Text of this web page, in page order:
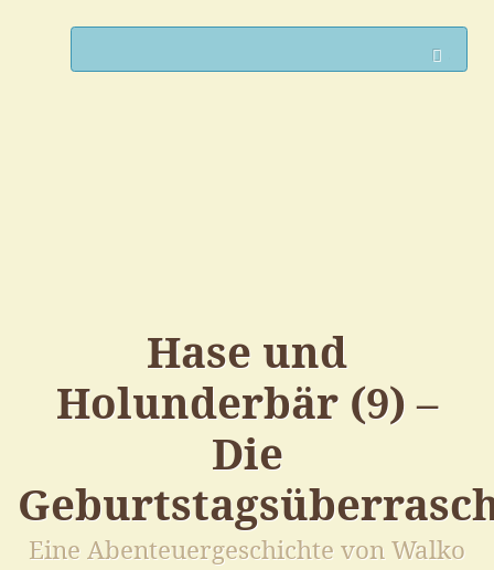
Hase und
Holunderbär (9) –
Die
Eine Abenteuergeschichte von Walko